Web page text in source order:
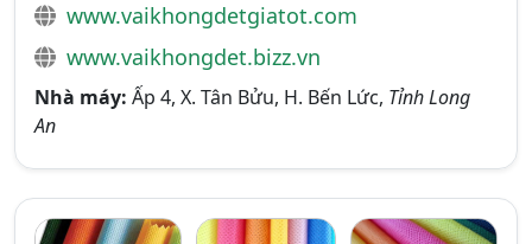
www.vaikhongdetgiatot.com
www.vaikhongdet.bizz.vn
Nhà máy: Ấp 4, X. Tân Bửu, H. Bến Lức, Tỉnh Long
An